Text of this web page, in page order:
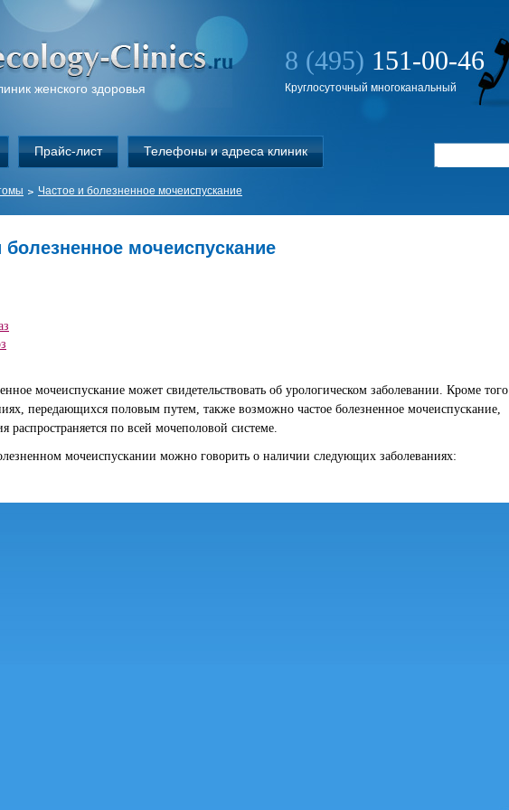
женского здоровья
8 (495) 151-00-46
Круглосуточный многоканальный
Прайс-лист Телефоны и адреса клиник
Частое и болезненное мочеиспускание
болезненное мочеиспускание
мочеиспускание может свидетельствовать об урологическом заболевании. Кроме того
передающихся половым путем, также возможно частое болезненное мочеиспускание,
распространяется по всей мочеполовой системе.
мочеиспускании можно говорить о наличии следующих заболеваниях: